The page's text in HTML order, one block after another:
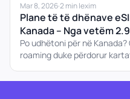
Mar 8, 2026·2 min lexim
Plane të të dhënave
Kanada – Nga vetëm
Po udhëtoni për në
roaming duke përdorur